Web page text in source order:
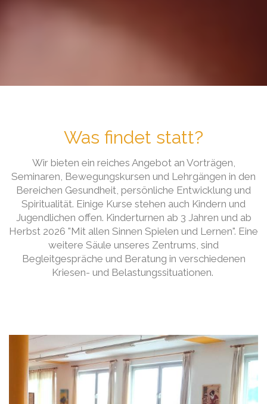
Was findet statt?
Wir bieten ein reiches Angebot an Vorträgen,
Seminaren, Bewegungskursen und Lehrgängen in den
Bereichen Gesundheit, persönliche Entwicklung und
Spiritualität. Einige Kurse stehen auch Kindern und
Jugendlichen offen. Kinderturnen ab 3 Jahren und ab
Herbst 2026 "Mit allen Sinnen Spielen und Lernen". Eine
weitere Säule unseres Zentrums, sind
Begleitgespräche und Beratung in verschiedenen
Kriesen- und Belastungssituationen.